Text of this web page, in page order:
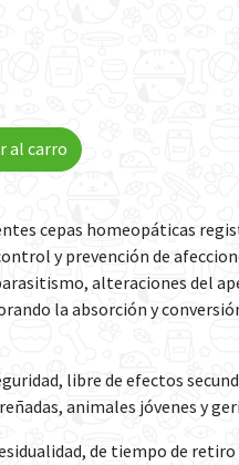
al carro
cepas homeopáticas
y prevención de
alteraciones del
la absorción y
libre de efectos
animales jóvenes y
de tiempo de